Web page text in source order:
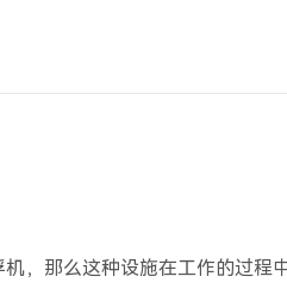
，那么这种设施在工作的过程